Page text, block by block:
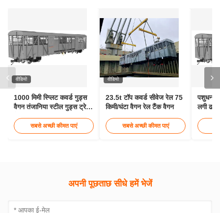
वीडियो
1000 मिमी स्प्लिट कवर्ड गुड्स
वैगन तंजानिया स्टील गुड्स ट्रेन
सबसे अच्छी कीमत पाएं
वीडियो
23.5t टॉप कवर्ड सीवेज रेल 75
किमी/घंटा वैगन रेल टैंक वैगन
सबसे अच्छी कीमत पाएं
पशुधन
लगी
अपनी पूछताछ सीधे हमें भेजें